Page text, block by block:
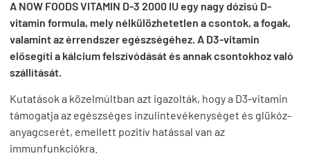
A NOW FOODS VITAMIN D-3 2000 IU egy nagy dózisú D-
vitamin formula, mely nélkülözhetetlen a csontok, a fogak,
valamint az érrendszer egészségéhez. A D3-vitamin
elősegíti a kálcium felszívódását és annak csontokhoz való
szállítását.
Kutatások a közelmúltban azt igazolták, hogy a D3-vitamin
támogatja az egészséges inzulintevékenységet és glükóz-
anyagcserét, emellett pozitív hatással van az
immunfunkciókra.